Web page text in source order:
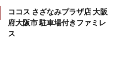
ココス さざなみプラザ店 大阪
府大阪市 駐車場付きファミレ
ス